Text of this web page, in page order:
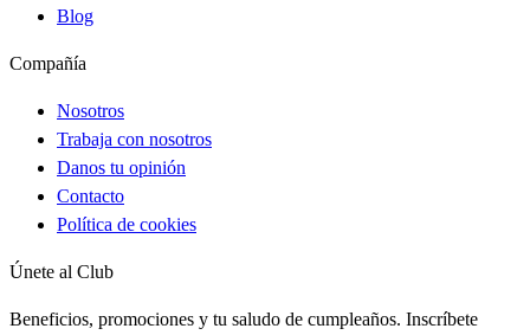
Blog
Compañía
Nosotros
Trabaja con nosotros
Danos tu opinión
Contacto
Política de cookies
Únete al Club
Beneficios, promociones y tu saludo de cumpleaños. Inscríbete